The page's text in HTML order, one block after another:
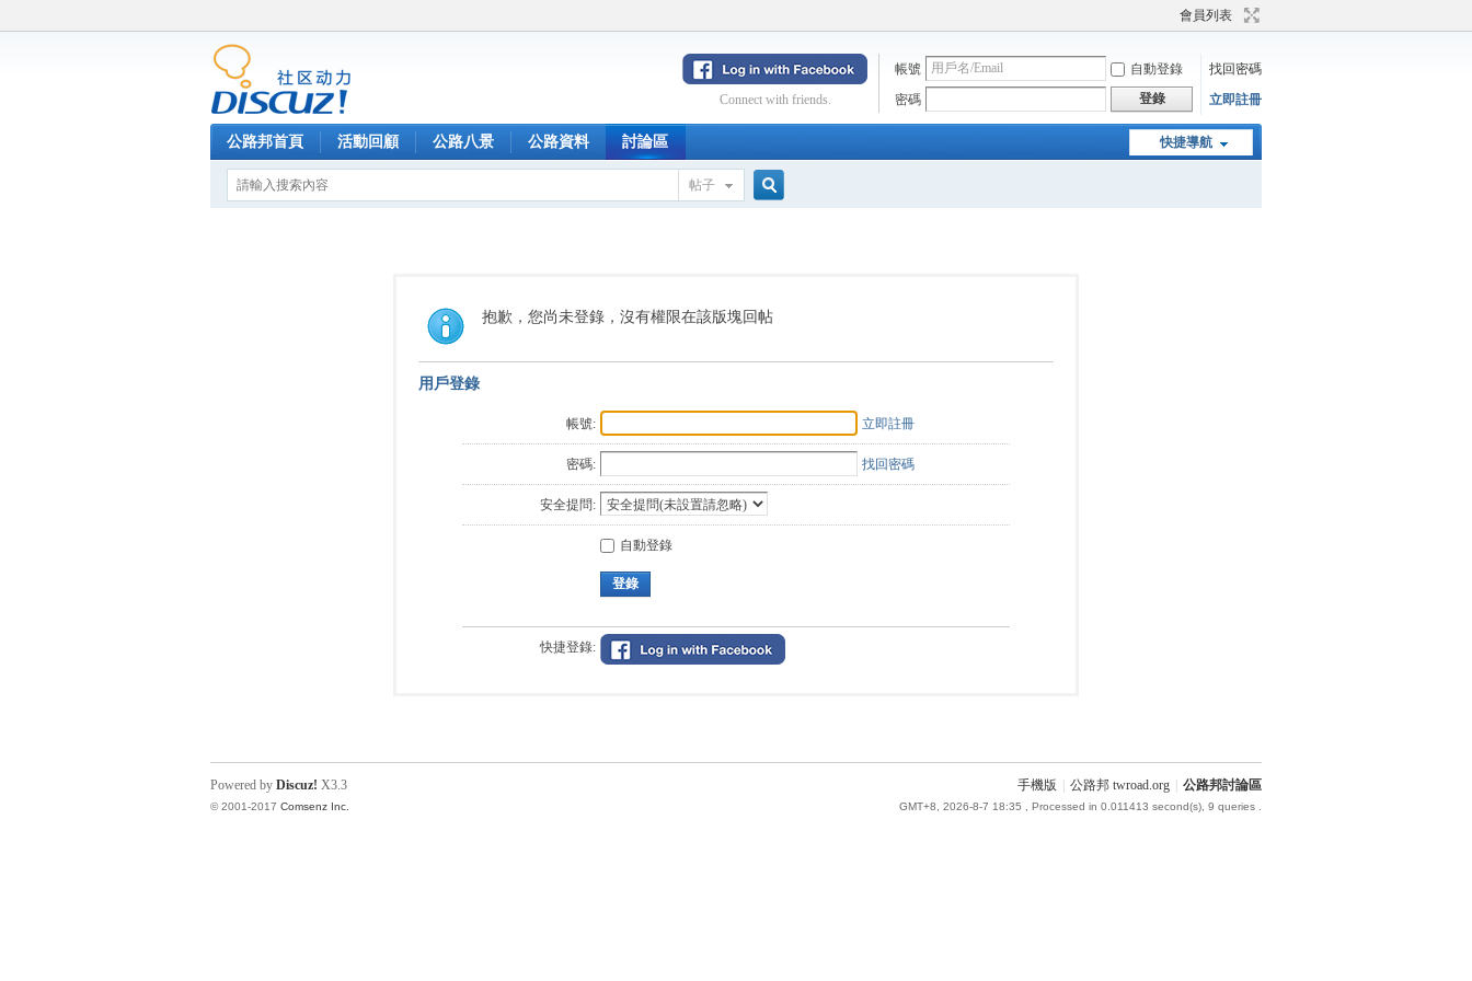
會員列表
帳號 自動登錄
找回密碼
密碼
登錄 立即註冊
Connect with friends.
快捷導航
公路邦首頁 活動回顧 公路八景 公路資料 討論區
帖子
索
抱歉，您尚未登錄，沒有權限在該版塊回帖
用戶登錄
帳號: 立即註冊
密碼: 找回密碼
安全提問:
自動登錄
登錄
快捷登錄:
手機版 公路邦 twroad.org 公路邦討論區
GMT+8, 2026-8-7 18:35 , Processed in 0.011413 second(s), 9 queries .
Powered by Discuz! X3.3
© 2001-2017 Comsenz Inc.